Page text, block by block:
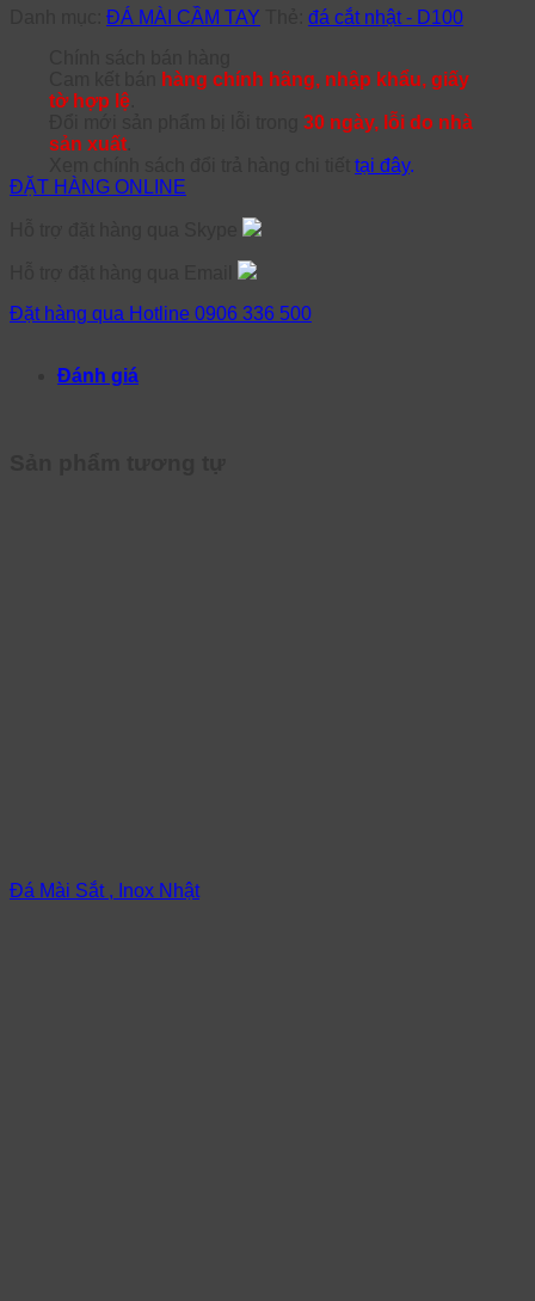
ĐÁ MÀI CẦM TAY
đá cắt nhật - D100
hàng chính hãng, nhập khẩu, giấy
tờ hợp lệ
30 ngày, lỗi do nhà
sản xuất
tại đây.
ĐẶT HÀNG ONLINE
Đặt hàng qua Hotline 0906 336 500
Đánh giá
Đá Mài Sắt , Inox Nhật